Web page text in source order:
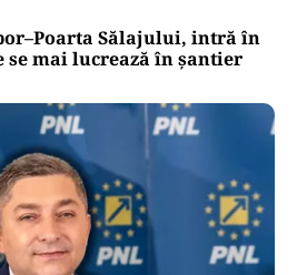
Sălajului, intră în
se mai lucrează în șantier